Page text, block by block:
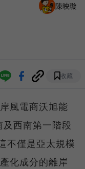
陳映璇
收藏
風電商沃旭能
西南第一階段
不僅是亞太規模
化成分的離岸